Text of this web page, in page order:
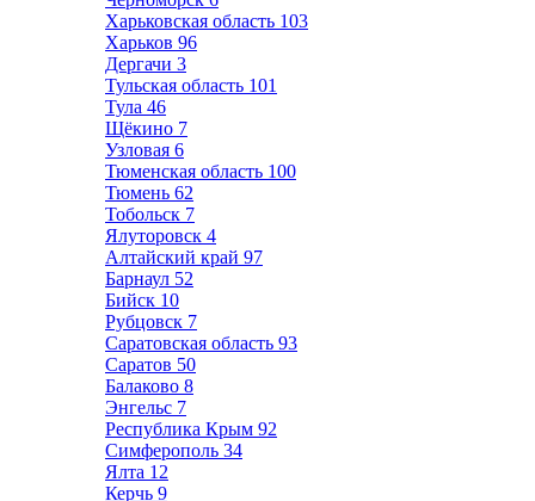
Харьковская область 103
Харьков 96
Дергачи 3
Тульская область 101
Тула 46
Щёкино 7
Узловая 6
Тюменская область 100
Тюмень 62
Тобольск 7
Ялуторовск 4
Алтайский край 97
Барнаул 52
Бийск 10
Рубцовск 7
Саратовская область 93
Саратов 50
Балаково 8
Энгельс 7
Республика Крым 92
Симферополь 34
Ялта 12
Керчь 9